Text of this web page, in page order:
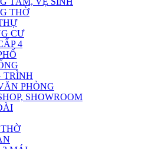
THỜ
CƯ
4
TRÌNH
PHÒNG
SHOWROOM